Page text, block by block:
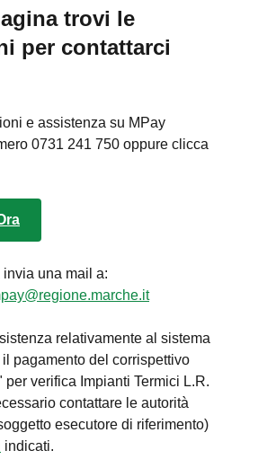
trovi le
per contattarci
e assistenza su MPay
0731 241 750 oppure clicca
una mail a:
relativamente al sistema
pagamento del corrispettivo
verifica Impianti Termici L.R.
contattare le autorità
esecutore di riferimento)
indicati.